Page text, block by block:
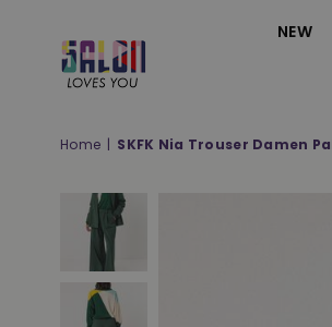
YOU
NEW
Home | SKFK Nia Trouser Damen